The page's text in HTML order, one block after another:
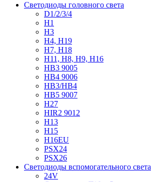
Светодиоды головного света
D1/2/3/4
H1
H3
H4, H19
H7, H18
H11, H8, H9, H16
HB3 9005
HB4 9006
HB3/HB4
HB5 9007
H27
HIR2 9012
H13
H15
H16EU
PSX24
PSX26
Светодиоды вспомогательного света
24V